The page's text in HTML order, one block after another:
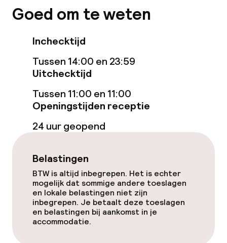
Gratis wifi
Tuin
Terras
Eet- en drinkdiensten
Ontbijtbuffet
Goed om te weten
Inchecktijd
Tussen 14:00 en 23:59
Uitchecktijd
Tussen 11:00 en 11:00
Openingstijden receptie
24 uur geopend
Belastingen
BTW is altijd inbegrepen. Het is echter
mogelijk dat sommige andere toeslagen
en lokale belastingen niet zijn
inbegrepen. Je betaalt deze toeslagen
en belastingen bij aankomst in je
accommodatie.